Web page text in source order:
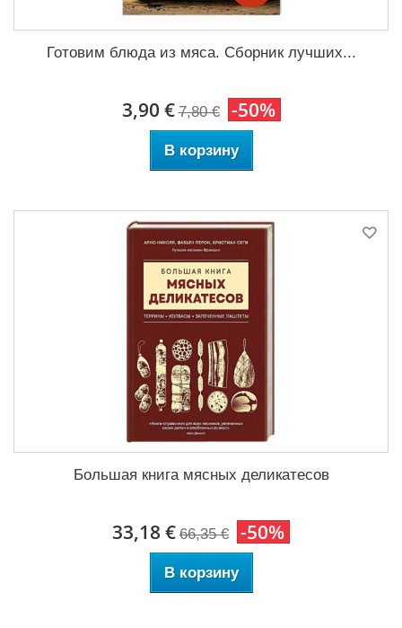
Готовим блюда из мяса. Сборник лучших...
3,90 € 7,80 € -50%
В корзину
Большая книга мясных деликатесов
33,18 € 66,35 € -50%
В корзину